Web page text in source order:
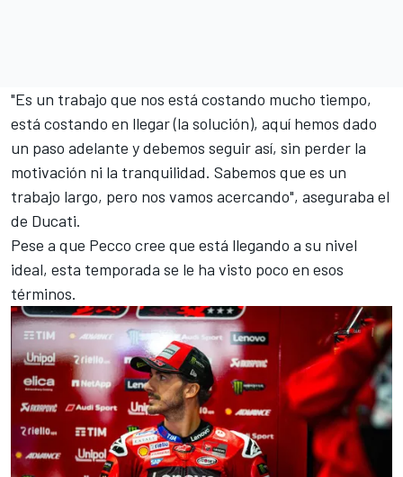
"Es un trabajo que nos está costando mucho tiempo,
está costando en llegar (la solución), aquí hemos dado
un paso adelante y debemos seguir así, sin perder la
motivación ni la tranquilidad. Sabemos que es un
trabajo largo, pero nos vamos acercando", aseguraba el
de Ducati.
Pese a que Pecco cree que está llegando a su nivel
ideal, esta temporada se le ha visto poco en esos
términos.